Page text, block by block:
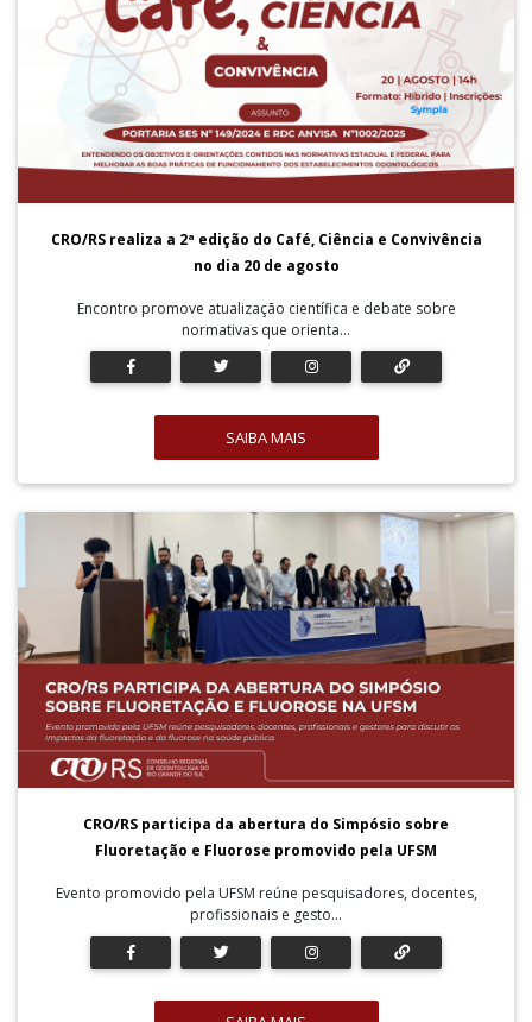
CRO/RS realiza a 2ª edição do Café, Ciência e Convivência
no dia 20 de agosto
Encontro promove atualização científica e debate sobre
normativas que orienta...
SAIBA MAIS
CRO/RS participa da abertura do Simpósio sobre
Fluoretação e Fluorose promovido pela UFSM
Evento promovido pela UFSM reúne pesquisadores, docentes,
profissionais e gesto...